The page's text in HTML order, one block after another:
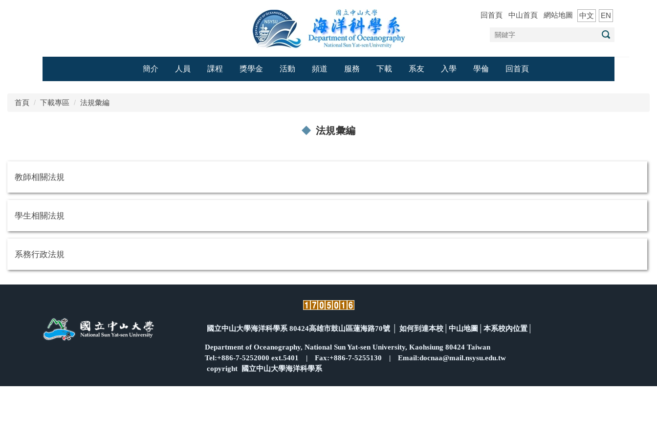
回首頁 中山首頁 網站地圖 中文 EN
簡介 人員 課程 獎學金 活動 頻道 服務 下載 系友 入學 學倫 回首頁
首頁 下載專區 法規彙編
法規彙編
教師相關法規
學生相關法規
系務行政法規
國立中山大學海洋科學系 80424高雄市鼓山區蓮海路70號 │ 如何到達本校 中山地圖 本系校內位置
Department of Oceanography, National Sun Yat-sen University, Kaohsiung 80424 Taiwan
Tel:+886-7-5252000 ext.5401 | Fax:+886-7-5255130 | Email:docnaa@mail.nsysu.edu.tw
copyright 國立中山大學海洋科學系